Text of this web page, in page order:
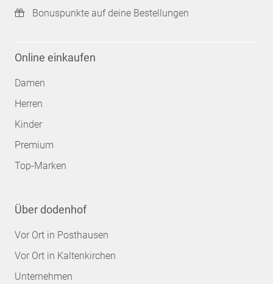
Bonuspunkte auf deine Bestellungen
Online einkaufen
Damen
Herren
Kinder
Premium
Top-Marken
Über dodenhof
Vor Ort in Posthausen
Vor Ort in Kaltenkirchen
Unternehmen